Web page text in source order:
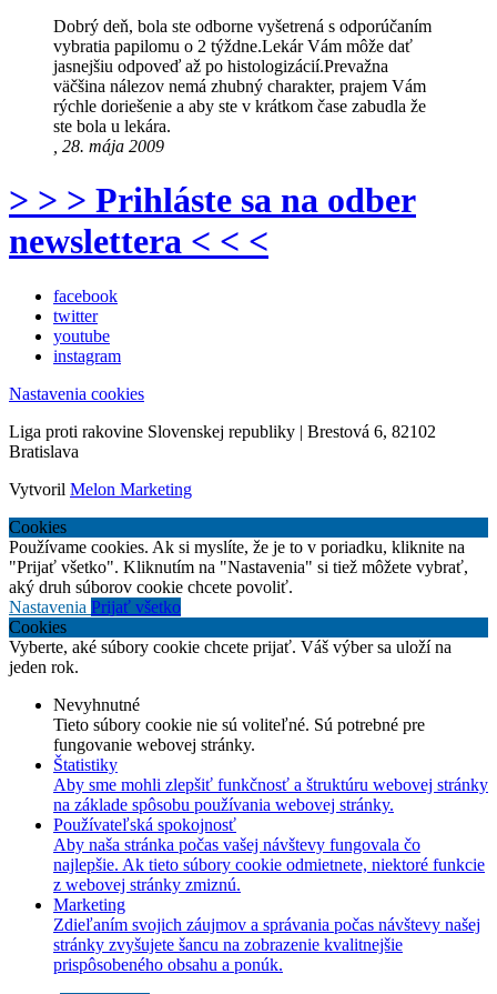
Dobrý deň, bola ste odborne vyšetrená s odporúčaním
vybratia papilomu o 2 týždne.Lekár Vám môže dať
jasnejšiu odpoveď až po histologizácií.Prevažna
väčšina nálezov nemá zhubný charakter, prajem Vám
rýchle doriešenie a aby ste v krátkom čase zabudla že
ste bola u lekára.
, 28. mája 2009
> > > Prihláste sa na odber
newslettera < < <
facebook
twitter
youtube
instagram
Nastavenia cookies
Liga proti rakovine Slovenskej republiky | Brestová 6, 82102
Bratislava
Vytvoril Melon Marketing
Cookies
Používame cookies. Ak si myslíte, že je to v poriadku, kliknite na
"Prijať všetko". Kliknutím na "Nastavenia" si tiež môžete vybrať,
aký druh súborov cookie chcete povoliť.
Nastavenia Prijať všetko
Cookies
Vyberte, aké súbory cookie chcete prijať. Váš výber sa uloží na
jeden rok.
Nevyhnutné
Tieto súbory cookie nie sú voliteľné. Sú potrebné pre
fungovanie webovej stránky.
Štatistiky
Aby sme mohli zlepšiť funkčnosť a štruktúru webovej stránky
na základe spôsobu používania webovej stránky.
Používateľská spokojnosť
Aby naša stránka počas vašej návštevy fungovala čo
najlepšie. Ak tieto súbory cookie odmietnete, niektoré funkcie
z webovej stránky zmiznú.
Marketing
Zdieľaním svojich záujmov a správania počas návštevy našej
stránky zvyšujete šancu na zobrazenie kvalitnejšie
prispôsobeného obsahu a ponúk.